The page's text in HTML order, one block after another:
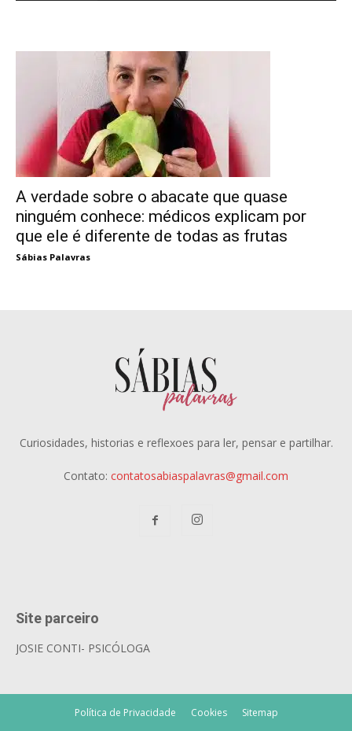
A verdade sobre o abacate que quase
ninguém conhece: médicos explicam por
que ele é diferente de todas as frutas
Sábias Palavras
Curiosidades, historias e reflexoes para ler, pensar e partilhar.
Contato: contatosabiaspalavras@gmail.com
Site parceiro
JOSIE CONTI- PSICÓLOGA
Política de Privacidade Cookies Sitemap